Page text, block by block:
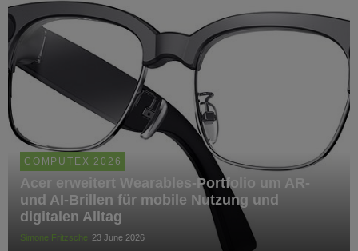
COMPUTEX 2026
Acer erweitert Wearables-Portfolio um AR-
und AI-Brillen für mobile Nutzung und
digitalen Alltag
Simone Fritzsche 23 June 2026